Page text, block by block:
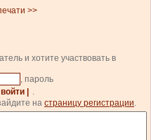
>>
и хотите участвовать в
, пароль
| войти |
.
на страницу регистрации.